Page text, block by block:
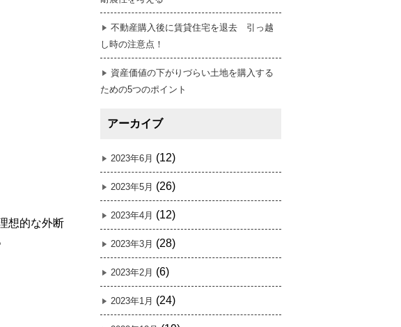
想的な外断
不動産購入後に賃貸住宅を退去 引っ越
し時の注意点！
資産価値の下がりづらい土地を購入する
ための5つのポイント
アーカイブ
2023年6月 (12)
2023年5月 (26)
2023年4月 (12)
2023年3月 (28)
2023年2月 (6)
2023年1月 (24)